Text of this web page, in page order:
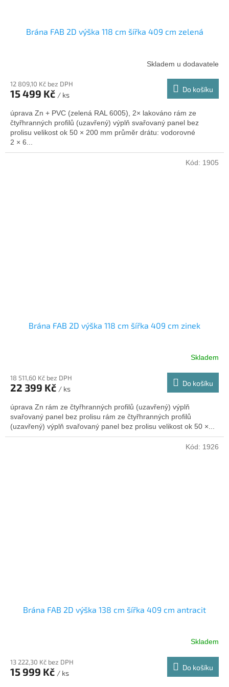
Brána FAB 2D výška 118 cm šířka 409 cm zelená
Skladem u dodavatele
12 809,10 Kč bez DPH
15 499 Kč / ks
Do košíku
úprava Zn + PVC (zelená RAL 6005), 2× lakováno rám ze
čtyřhranných profilů (uzavřený) výplň svařovaný panel bez
prolisu velikost ok 50 × 200 mm průměr drátu: vodorovné
2 × 6...
Brána FAB 2D výška 118 cm šířka 409 cm zinek
Skladem
18 511,60 Kč bez DPH
22 399 Kč / ks
Do košíku
úprava Zn rám ze čtyřhranných profilů (uzavřený) výplň
svařovaný panel bez prolisu rám ze čtyřhranných profilů
(uzavřený) výplň svařovaný panel bez prolisu velikost ok 50 ×...
Kód: 1905
Brána FAB 2D výška 138 cm šířka 409 cm antracit
Skladem
13 222,30 Kč bez DPH
15 999 Kč / ks
Do košíku
Kód: 1926